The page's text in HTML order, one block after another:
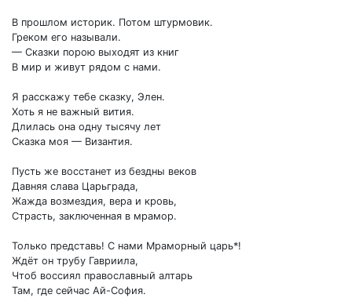
В прошлом историк. Потом штурмовик.
Греком его называли.
— Сказки порою выходят из книг
В мир и живут рядом с нами.
Я расскажу тебе сказку, Элен.
Хоть я не важный вития.
Длилась она одну тысячу лет
Сказка моя — Византия.
Пусть же восстанет из бездны веков
Давняя слава Царьграда,
Жажда возмездия, вера и кровь,
Страсть, заключенная в мрамор.
Только представь! С нами Мраморный царь*!
Ждёт он трубу Гавриила,
Чтоб воссиял православный алтарь
Там, где сейчас Ай-София.